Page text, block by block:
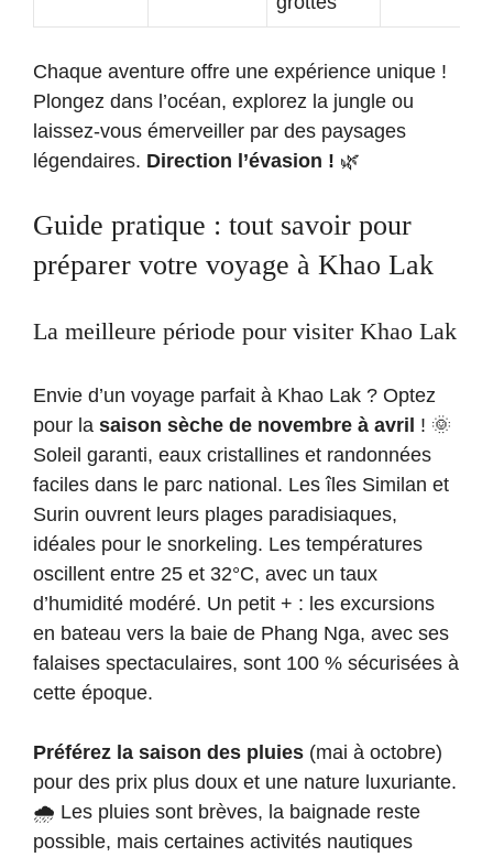
Chaque aventure offre une expérience unique !
Plongez dans l’océan, explorez la jungle ou
laissez-vous émerveiller par des paysages
légendaires. Direction l’évasion ! 🌿
Guide pratique : tout savoir pour
préparer votre voyage à Khao Lak
La meilleure période pour visiter Khao Lak
Envie d’un voyage parfait à Khao Lak ? Optez
pour la saison sèche de novembre à avril ! 🌞
Soleil garanti, eaux cristallines et randonnées
faciles dans le parc national. Les îles Similan et
Surin ouvrent leurs plages paradisiaques,
idéales pour le snorkeling. Les températures
oscillent entre 25 et 32°C, avec un taux
d’humidité modéré. Un petit + : les excursions
en bateau vers la baie de Phang Nga, avec ses
falaises spectaculaires, sont 100 % sécurisées à
cette époque.
Préférez la saison des pluies (mai à octobre)
pour des prix plus doux et une nature luxuriante.
🌧️ Les pluies sont brèves, la baignade reste
possible, mais certaines activités nautiques